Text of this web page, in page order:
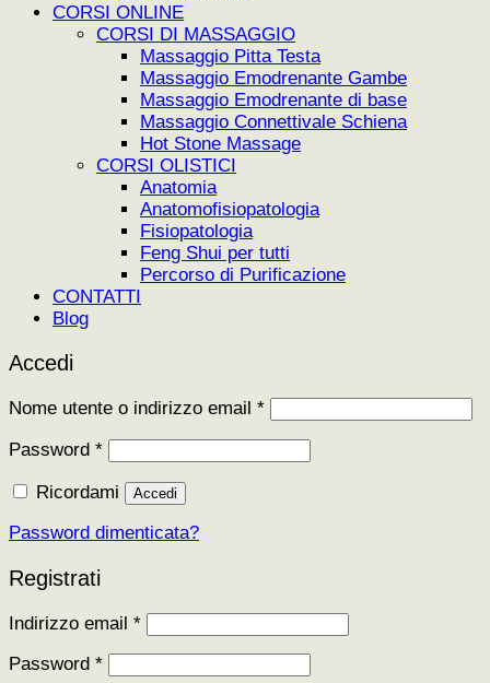
CORSI ONLINE
CORSI DI MASSAGGIO
Massaggio Pitta Testa
Massaggio Emodrenante Gambe
Massaggio Emodrenante di base
Massaggio Connettivale Schiena
Hot Stone Massage
CORSI OLISTICI
Anatomia
Anatomofisiopatologia
Fisiopatologia
Feng Shui per tutti
Percorso di Purificazione
CONTATTI
Blog
Accedi
Nome utente o indirizzo email *Richiesto
Password *Richiesto
Ricordami Accedi
Password dimenticata?
Registrati
Indirizzo email *Richiesto
Password *Richiesto